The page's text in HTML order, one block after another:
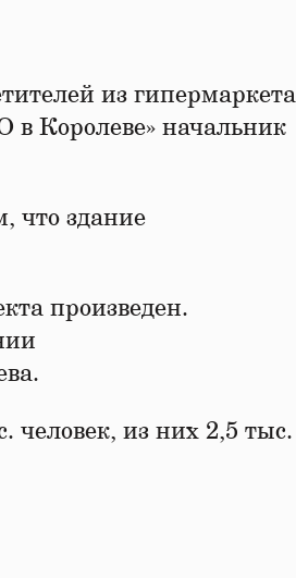
из гипермаркета
в Королеве» начальник
что здание
произведен.
человек, из них 2,5 тыс.